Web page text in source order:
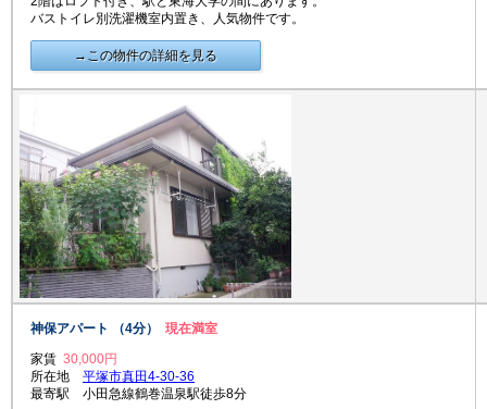
バストイレ別洗濯機室内置き、人気物件です。
→この物件の詳細を見る
神保アパート （4分） 現在満室
家賃 30,000円
所在地 平塚市真田4-30-36
最寄駅 小田急線鶴巻温泉駅徒歩8分